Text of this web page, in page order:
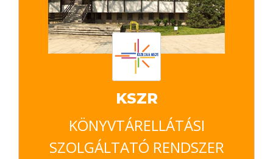
KSZR
KÖNYVTÁRELLÁTÁSI
SZOLGÁLTATÓ RENDSZER